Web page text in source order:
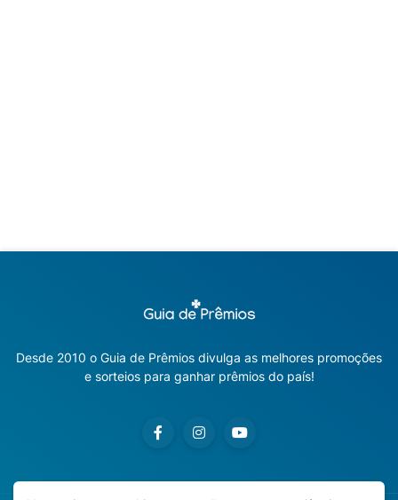
Desde 2010 o Guia de Prêmios divulga as melhores promoções
e sorteios para ganhar prêmios do país!